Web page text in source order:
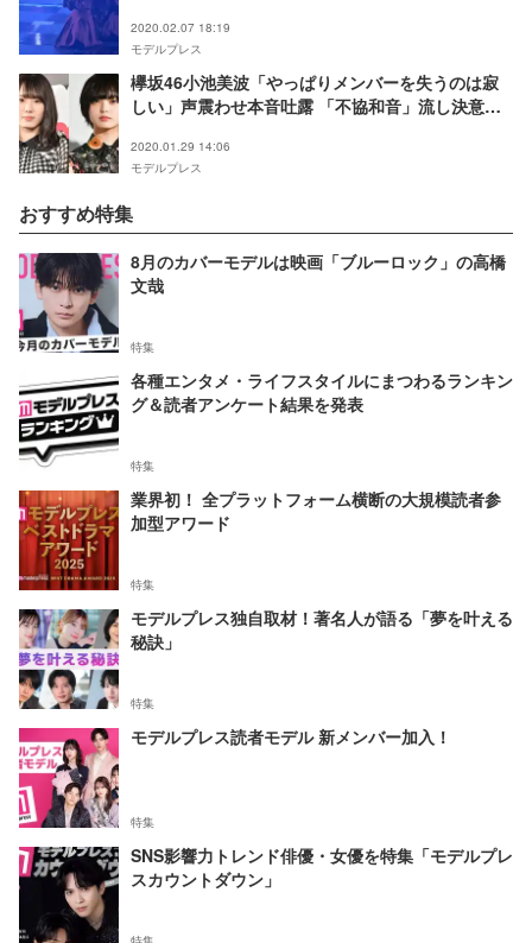
2020.02.07 18:19
モデルプレス
欅坂46小池美波「やっぱりメンバーを失うのは寂
しい」声震わせ本音吐露 「不協和音」流し決意語
2020.01.29 14:06
モデルプレス
おすすめ特集
8月のカバーモデルは映画「ブルーロック」の高橋
文哉
特集
各種エンタメ・ライフスタイルにまつわるランキン
グ＆読者アンケート結果を発表
特集
業界初！ 全プラットフォーム横断の大規模読者参
加型アワード
特集
モデルプレス独自取材！著名人が語る「夢を叶える
秘訣」
特集
モデルプレス読者モデル 新メンバー加入！
特集
SNS影響力トレンド俳優・女優を特集「モデルプレ
スカウントダウン」